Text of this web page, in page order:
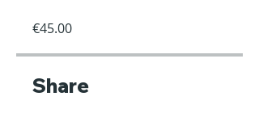
€45.00
Share